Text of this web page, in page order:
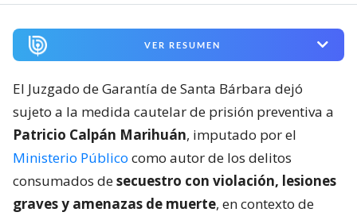
VER RESUMEN
El Juzgado de Garantía de Santa Bárbara dejó
sujeto a la medida cautelar de prisión preventiva a
Patricio Calpán Marihuán, imputado por el
Ministerio Público como autor de los delitos
consumados desecuestro con violación, lesiones
graves y amenazas de muerte, en contexto de